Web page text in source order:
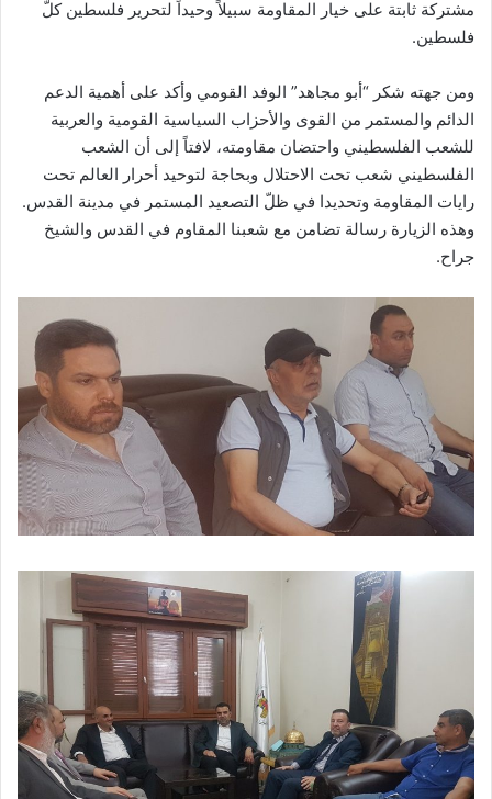
مشتركة ثابتة على خيار المقاومة سبيلاً وحيداً لتحرير فلسطين كلّ
فلسطين.
ومن جهته شكر “أبو مجاهد” الوفد القومي وأكد على أهمية الدعم
الدائم والمستمر من القوى والأحزاب السياسية القومية والعربية
للشعب الفلسطيني واحتضان مقاومته، لافتاً إلى أن الشعب
الفلسطيني شعب تحت الاحتلال وبحاجة لتوحيد أحرار العالم تحت
رايات المقاومة وتحديدا في ظلّ التصعيد المستمر في مدينة القدس.
وهذه الزيارة رسالة تضامن مع شعبنا المقاوم في القدس والشيخ
جراح.